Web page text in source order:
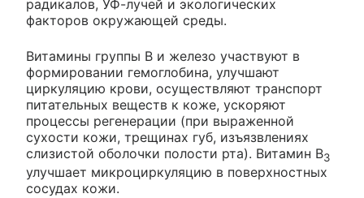
радикалов, УФ-лучей и экологических
факторов окружающей среды.
Витамины группы В и железо участвуют в
формировании гемоглобина, улучшают
циркуляцию крови, осуществляют транспорт
питательных веществ к коже, ускоряют
процессы регенерации (при выраженной
сухости кожи, трещинах губ, изъязвлениях
слизистой оболочки полости рта). Витамин В3
улучшает микроциркуляцию в поверхностных
сосудах кожи.